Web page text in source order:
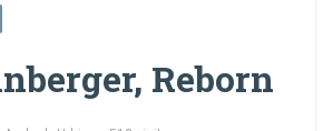
Reborn